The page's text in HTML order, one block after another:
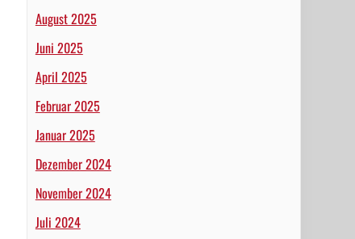
August 2025
Juni 2025
April 2025
Februar 2025
Januar 2025
Dezember 2024
November 2024
Juli 2024